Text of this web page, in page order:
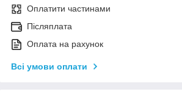
Оплатити частинами
Післяплата
Оплата на рахунок
Всі умови оплати